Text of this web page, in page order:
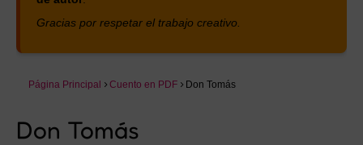
Gracias por respetar el trabajo creativo.
Página Principal Cuento en PDF Don Tomás
Don Tomás